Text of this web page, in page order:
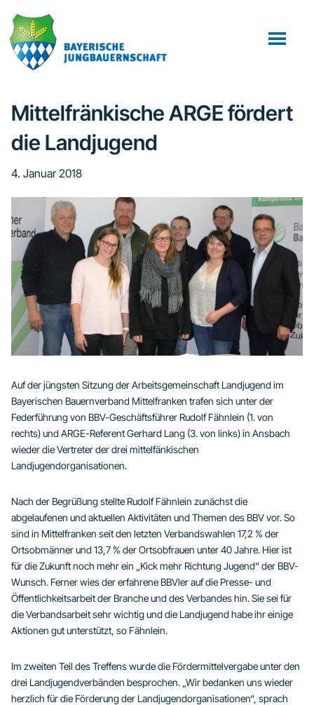
Inhalt
springen
Seitenspalte
springen
Fußzeile
springen
Mittelfränkische ARGE fördert
die Landjugend
4. Januar 2018
Auf der jüngsten Sitzung der Arbeitsgemeinschaft Landjugend im
Bayerischen Bauernverband Mittelfranken trafen sich unter der
Federführung von BBV-Geschäftsführer Rudolf Fähnlein (1. von
rechts) und ARGE-Referent Gerhard Lang (3. von links) in Ansbach
wieder die Vertreter der drei mittelfänkischen
Landjugendorganisationen.
Nach der Begrüßung stellte Rudolf Fähnlein zunächst die
abgelaufenen und aktuellen Aktivitäten und Themen des BBV vor. So
sind in Mittelfranken seit den letzten Verbandswahlen 17,2 % der
Ortsobmänner und 13,7 % der Ortsobfrauen unter 40 Jahre. Hier ist
für die Zukunft noch mehr ein „Kick mehr Richtung Jugend“ der BBV-
Wunsch. Ferner wies der erfahrene BBVler auf die Presse- und
Öffentlichkeitsarbeit der Branche und des Verbandes hin. Sie sei für
die Verbandsarbeit sehr wichtig und die Landjugend habe ihr einige
Aktionen gut unterstützt, so Fähnlein.
Im zweiten Teil des Treffens wurde die Fördermittelvergabe unter den
drei Landjugendverbänden besprochen. „Wir bedanken uns wieder
herzlich für die Förderung der Landjugendorganisationen“, sprach